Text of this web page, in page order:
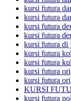
kursi futura
kursi futura
kursi futura
kursi futura
kursi futura di
kursi futura
kursi futura
kursi futura
kursi futura
KURSI
kursi futura